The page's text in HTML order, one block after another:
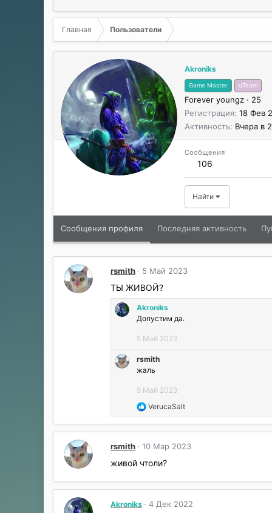
Главная Пользователи
Akroniks
Game Master uTeam
Forever youngz · 25
Регистрация 18 Фев
Активность Вчера в
Сообщения
106
Найти
Сообщения профиля Последняя активность
rsmith 5 Май 2023
ТЫ ЖИВОЙ?
Akroniks
Допустим да.
5 Май 2023
rsmith
жаль
5 Май 2023
Р
е
а
ц
и
:
VerucaSalt
rsmith 10 Мар 2023
живой чтоли?
Akroniks 4 Дек 2022